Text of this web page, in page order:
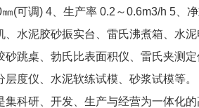
(可调) 4、生产率 0.2～0.6m3/h 5、
、水泥胶砂振实台、雷氏沸煮箱、水
跳桌、勃氏比表面积仪、雷氏夹测
层度仪、水泥软练试模、砂浆试模等。
科研、开发、生产与经营为一体化